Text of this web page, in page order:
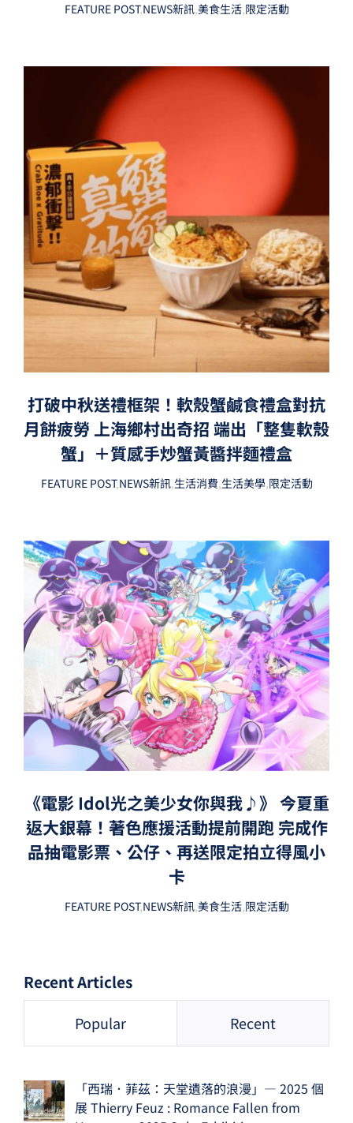
FEATURE POST,NEWS新訊,美食生活,限定活動
打破中秋送禮框架！軟殼蟹鹹食禮盒對抗
月餅疲勞 上海鄉村出奇招 端出「整隻軟殼
蟹」＋質感手炒蟹黃醬拌麵禮盒
FEATURE POST,NEWS新訊,生活消費,生活美學,限定活動
《電影 Idol光之美少女你與我♪》 今夏重
返大銀幕！著色應援活動提前開跑 完成作
品抽電影票、公仔、再送限定拍立得風小
卡
FEATURE POST,NEWS新訊,美食生活,限定活動
Recent Articles
Popular Recent
「西瑞．菲茲：天堂遺落的浪漫」— 2025 個
展 Thierry Feuz : Romance Fallen from